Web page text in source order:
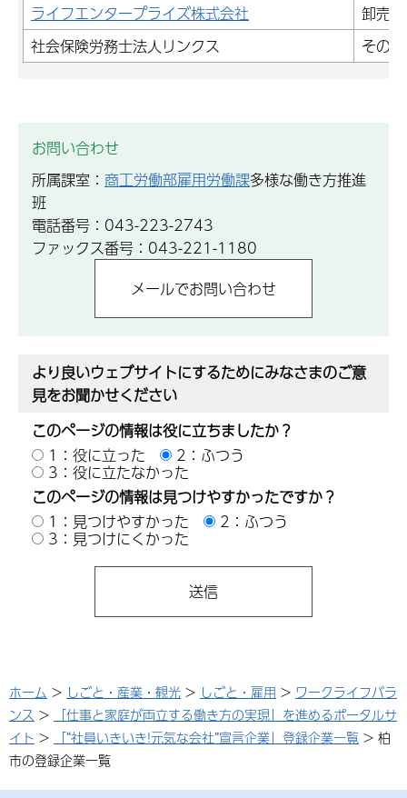
ライフエンタープライズ株式会社
卸売
社会保険労務士法人リンクス
その他
お問い合わせ
所属課室： 商工労働部雇用労働課多様な働き方推進
班
電話番号：043-223-2743
ファックス番号：043-221-1180
より良いウェブサイトにするためにみなさまのご意
見をお聞かせください
このページの情報は役に立ちましたか？
1：役に立った
2：ふつう
3：役に立たなかった
このページの情報は見つけやすかったですか？
1：見つけやすかった
2：ふつう
3：見つけにくかった
ホーム > しごと・産業・観光 > しごと・雇用 > ワークライフバラ
ンス >
「仕事と家庭が両立する働き方の実現」を進めるポータルサ
イト > 「“社員いきいき!元気な会社”宣言企業」登録企業一覧 > 柏
市の登録企業一覧